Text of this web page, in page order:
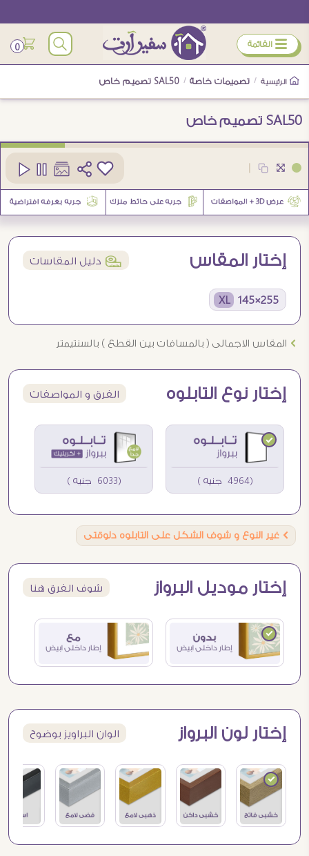
ÿ القائمة 0
الرئيسية / تصميمات خاصة / SAL50 تصميم خاص
SAL50 تصميم خاص
إختار المقاس í دليل المقاسات
255×145 XL
Ö المقاس الاجمالى ( بالمسافات بين القطع ) بالسنتيمتر
إختار نوع التابلوه الفرق و المواصفات
(4964 جنيه ) (6033 جنيه )
Ö غير النوع و شوف الشكل على التابلوه دلوقتى
إختار موديل البرواز شوف الفرق هنا
إختار لون البرواز الوان البراويز بوضوح